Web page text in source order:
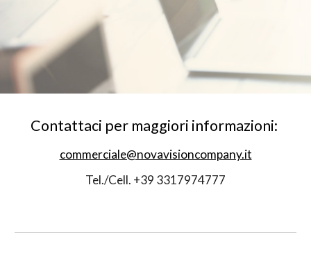
Contattaci per maggiori informazioni:
commerciale@novavisioncompany.it
Tel./Cell. +39 3317974777